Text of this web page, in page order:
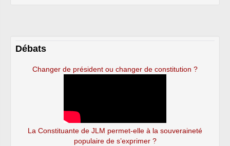
Débats
Changer de président ou changer de constitution ?
La Constituante de JLM permet-elle à la souveraineté
populaire de s’exprimer ?